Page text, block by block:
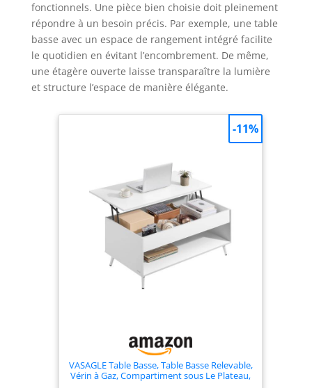
fonctionnels. Une pièce bien choisie doit pleinement
répondre à un besoin précis. Par exemple, une table
basse avec un espace de rangement intégré facilite
le quotidien en évitant l’encombrement. De même,
une étagère ouverte laisse transparaître la lumière
et structure l’espace de manière élégante.
VASAGLE Table Basse, Table Basse Relevable,
Vérin à Gaz, Compartiment sous Le Plateau,
-11%